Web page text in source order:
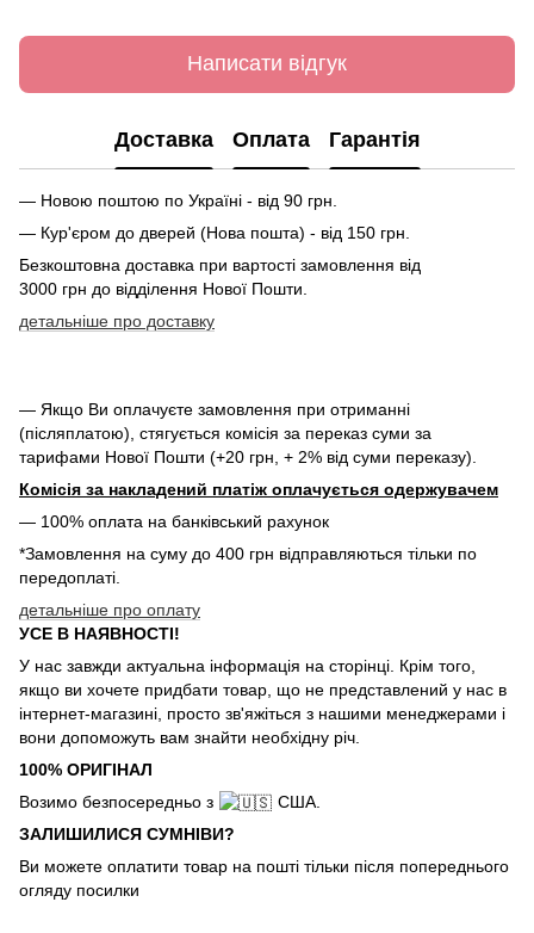
Написати відгук
Доставка Оплата Гарантія
— Новою поштою по Україні - від 90 грн.
— Кур'єром до дверей (Нова пошта) - від 150 грн.
Безкоштовна доставка при вартості замовлення від
3000 грн до відділення Нової Пошти.
детальніше про доставку
— Якщо Ви оплачуєте замовлення при отриманні
(післяплатою), стягується комісія за переказ суми за
тарифами Нової Пошти (+20 грн, + 2% від суми переказу).
Комісія за накладений платіж оплачується одержувачем
— 100% оплата на банківський рахунок
*Замовлення на суму до 400 грн відправляються тільки по
передоплаті.
детальніше про оплату
УСЕ В НАЯВНОСТІ!
У нас завжди актуальна інформація на сторінці. Крім того,
якщо ви хочете придбати товар, що не представлений у нас в
інтернет-магазині, просто зв'яжіться з нашими менеджерами і
вони допоможуть вам знайти необхідну річ.
100% ОРИГІНАЛ
Возимо безпосередньо з
США.
ЗАЛИШИЛИСЯ СУМНІВИ?
Ви можете оплатити товар на пошті тільки після попереднього
огляду посилки